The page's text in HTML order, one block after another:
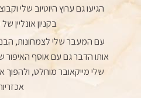
הגיעו גם ערוץ היוטיוב שלי
בקניון אונליין
עם המעבר שלי לצמחונות,
אותו הדבר גם עם אוסף האיפור
שלי מייקאובר מוחלט, ולהפוך